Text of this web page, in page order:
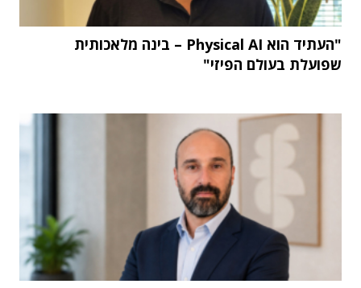
"העתיד הוא Physical AI – בינה מלאכותית
שפועלת בעולם הפיזי"